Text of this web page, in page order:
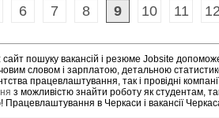
6 7 8 9 10 11 12
пошуку вакансій і резюме Jobsite
словом і зарплатою, детальною
працевлаштування, так і провідні
з можливістю знайти роботу як студентам,
в Черкаси і вакансії